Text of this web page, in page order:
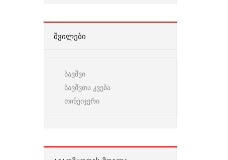
ᲨᲕᲘᲚᲔᲑᲘ
ბავშვი
ბავშვთა კვება
თინეიჯერი